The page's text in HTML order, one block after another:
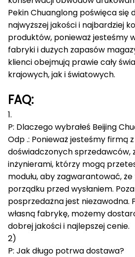
Pekin Chuanglong poświęca się
najwyższej jakości i najbardziej
produktów, ponieważ jesteśmy
fabryki i dużych zapasów
klienci obejmują prawie cały
krajowych, jak i światowych.
FAQ:
1.
P: Dlaczego wybrałeś Beijing
Odp .: Ponieważ jesteśmy firmą
doświadczonych sprzedawców,
inżynierami, którzy mogą
modułu, aby zagwarantować,
porządku przed wysłaniem.
posprzedażna jest niezawodna.
własną fabrykę, możemy
dobrej jakości i najlepszej cenie.
2)
P: Jak długo potrwa dostawa?